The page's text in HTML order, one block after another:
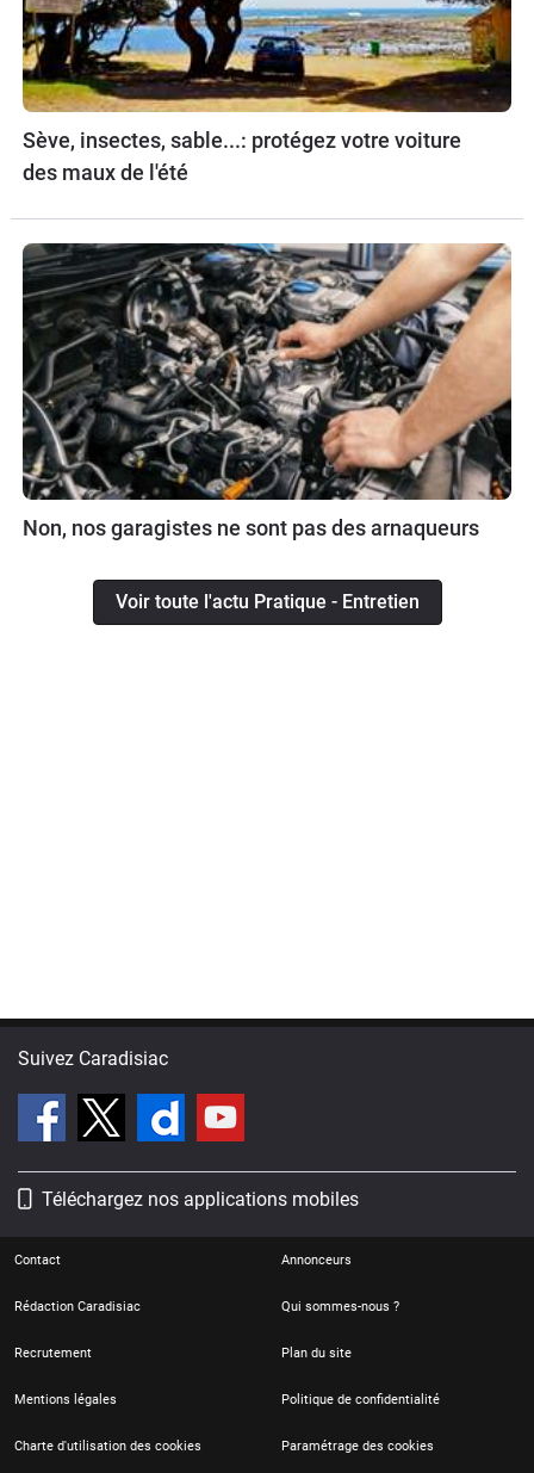
Sève, insectes, sable...: protégez votre voiture
des maux de l'été
Non, nos garagistes ne sont pas des arnaqueurs
Voir toute l'actu Pratique - Entretien
Suivez Caradisiac
Téléchargez nos applications mobiles
Contact Annonceurs
Rédaction Caradisiac Qui sommes-nous ?
Recrutement Plan du site
Mentions légales Politique de confidentialité
Charte d'utilisation des cookies Paramétrage des cookies